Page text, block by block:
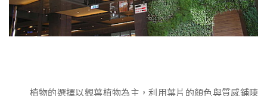
植物的選擇以觀葉植物為主，利用葉片的顏色與質感鋪陳